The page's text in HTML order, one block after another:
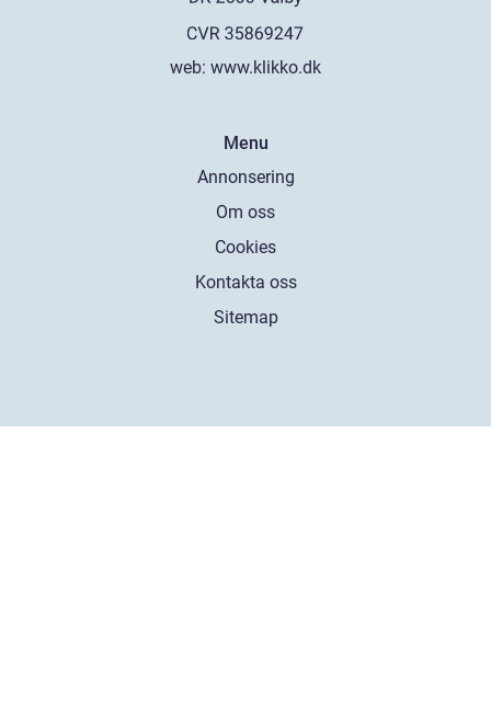
web: www.klikko.dk
Menu
Annonsering
Om oss
Cookies
Kontakta oss
Sitemap